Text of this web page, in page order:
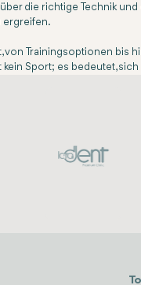
die richtige Technik und
ergreifen.
Trainingsoptionen bis
Sport; es bedeutet,